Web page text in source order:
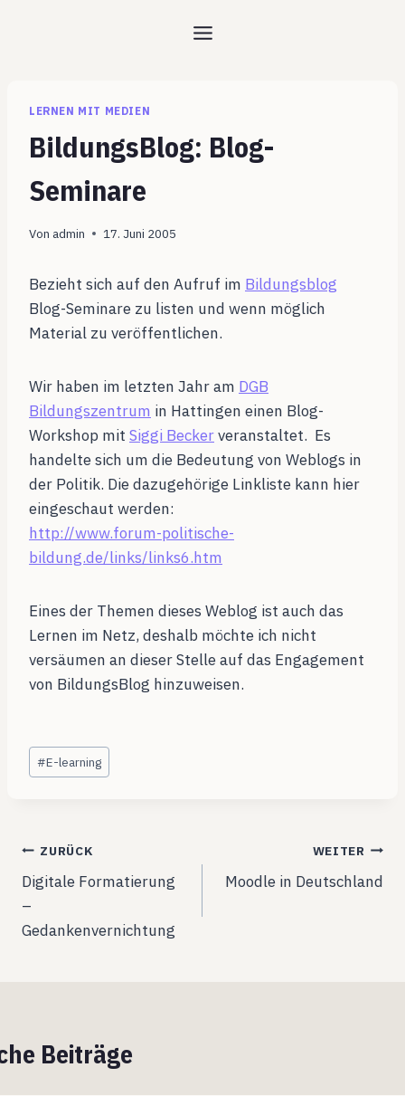
LERNEN MIT MEDIEN
BildungsBlog: Blog-
Seminare
Von admin 17. Juni 2005
Bezieht sich auf den Aufruf im Bildungsblog
Blog-Seminare zu listen und wenn möglich
Material zu veröffentlichen.
Wir haben im letzten Jahr am DGB
Bildungszentrum in Hattingen einen Blog-
Workshop mit Siggi Beckerveranstaltet. Es
handelte sich um die Bedeutung von Weblogs in
der Politik. Die dazugehörige Linkliste kann hier
eingeschaut werden:
http://www.forum-politische-
bildung.de/links/links6.htm
Eines der Themen dieses Weblog ist auch das
Lernen im Netz, deshalb möchte ich nicht
versäumen an dieser Stelle auf das Engagement
von BildungsBlog hinzuweisen.
Schlagworte:
#E-learning
Beitragsnavigation
ZURÜCK
Digitale Formatierung
–
Gedankenvernichtung
WEITER
Moodle in Deutschland
Beiträge